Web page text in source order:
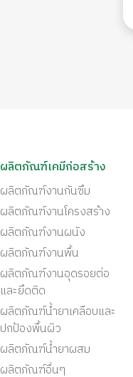
ผลิตภัณฑ์เคมีก่อสร้าง
ผลิตภัณฑ์งานกันซึม
ผลิตภัณฑ์งานโครงสร้าง
ผลิตภัณฑ์งานผนัง
ผลิตภัณฑ์งานพื้น
ผลิตภัณฑ์งานอุดรอยต่อ
และยึดติด
ผลิตภัณฑ์น้ำยาเคลือบและ
ปกป้องพื้นผิว
ผลิตภัณฑ์น้ำยาผสม
ผลิตภัณฑ์อื่นๆ